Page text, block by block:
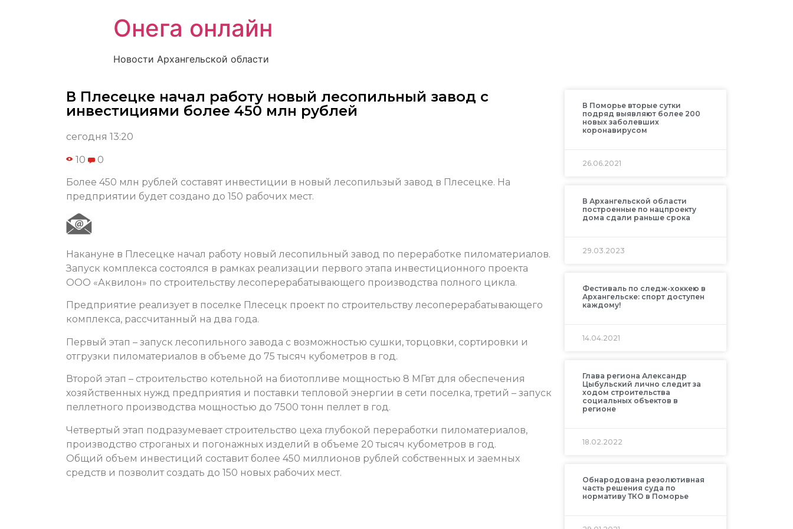
Онега онлайн
Новости Архангельской области
В Плесецке начал работу новый лесопильный завод с
инвестициями более 450 млн рублей
сегодня 13:20
10 0
Более 450 млн рублей составят инвестиции в новый лесопильзый завод в Плесецке. На
предприятии будет создано до 150 рабочих мест.
Накануне в Плесецке начал работу новый лесопильный завод по переработке пиломатериалов.
Запуск комплекса состоялся в рамках реализации первого этапа инвестиционного проекта
ООО «Аквилон» по строительству лесоперерабатывающего производства полного цикла.
Предприятие реализует в поселке Плесецк проект по строительству лесоперерабатывающего
комплекса, рассчитанный на два года.
Первый этап – запуск лесопильного завода с возможностью сушки, торцовки, сортировки и
отгрузки пиломатериалов в объеме до 75 тысяч кубометров в год.
Второй этап – строительство котельной на биотопливе мощностью 8 МГвт для обеспечения
хозяйственных нужд предприятия и поставки тепловой энергии в сети поселка, третий – запуск
пеллетного производства мощностью до 7500 тонн пеллет в год.
Четвертый этап подразумевает строительство цеха глубокой переработки пиломатериалов,
производство строганых и погонажных изделий в объеме 20 тысяч кубометров в год.
Общий объем инвестиций составит более 450 миллионов рублей собственных и заемных
средств и позволит создать до 150 новых рабочих мест.
В Поморье вторые сутки
подряд выявляют более 200
новых заболевших
коронавирусом
26.06.2021
В Архангельской области
построенные по нацпроекту
дома сдали раньше срока
29.03.2023
Фестиваль по следж-хоккею в
Архангельске: спорт доступен
каждому!
14.04.2021
Глава региона Александр
Цыбульский лично следит за
ходом строительства
социальных объектов в
регионе
18.02.2022
Обнародована резолютивная
часть решения суда по
нормативу ТКО в Поморье